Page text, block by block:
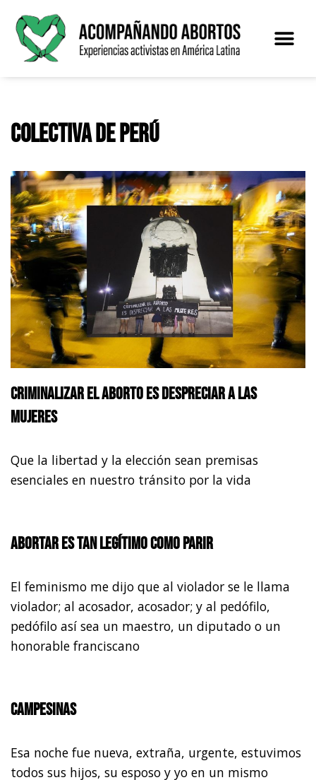
Saltar
contenido
Colectiva de Perú
Criminalizar el aborto es despreciar a las
mujeres
Que la libertad y la elección sean premisas
esenciales en nuestro tránsito por la vida
Abortar es tan legítimo como parir
El feminismo me dijo que al violador se le llama
violador; al acosador, acosador; y al pedófilo,
pedófilo así sea un maestro, un diputado o un
honorable franciscano
Campesinas
Esa noche fue nueva, extraña, urgente, estuvimos
todos sus hijos, su esposo y yo en un mismo